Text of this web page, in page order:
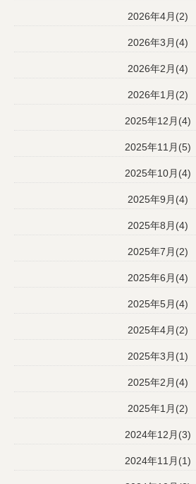
2026年4月(2)
2026年3月(4)
2026年2月(4)
2026年1月(2)
2025年12月(4)
2025年11月(5)
2025年10月(4)
2025年9月(4)
2025年8月(4)
2025年7月(2)
2025年6月(4)
2025年5月(4)
2025年4月(2)
2025年3月(1)
2025年2月(4)
2025年1月(2)
2024年12月(3)
2024年11月(1)